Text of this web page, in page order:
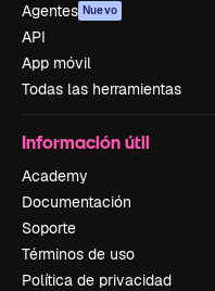
Agentes Nuevo
API
App móvil
Todas las herramientas
Información útil
Academy
Documentación
Soporte
Términos de uso
Política de privacidad